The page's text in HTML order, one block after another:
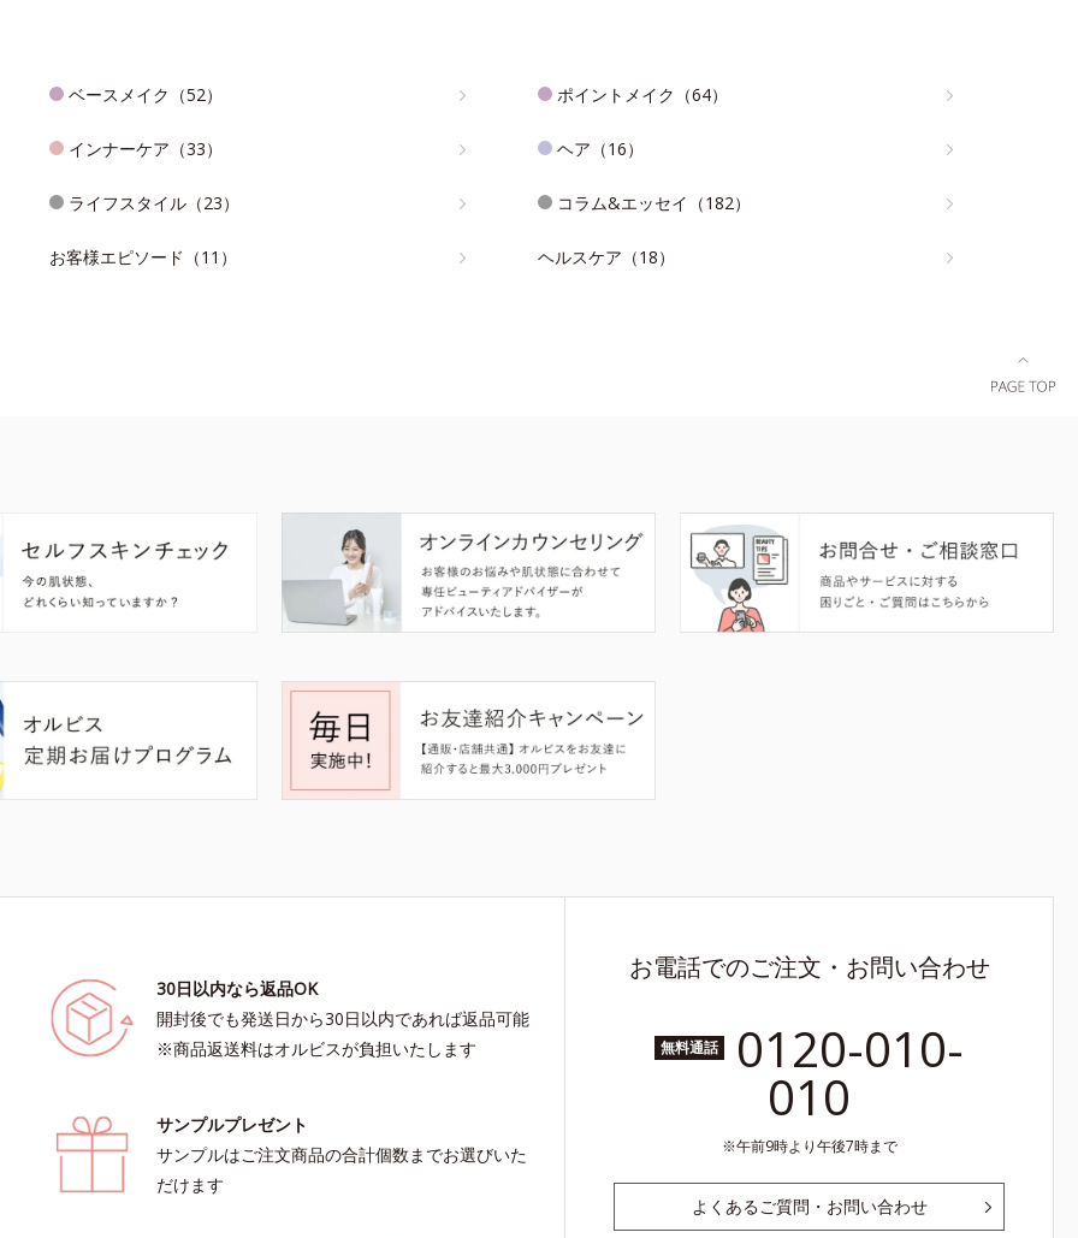
ベースメイク（52） ポイントメイク（64）
インナーケア（33） ヘア（16）
ライフスタイル（23） コラム&エッセイ（182）
お客様エピソード（11） ヘルスケア（18）
30日以内なら返品OK
開封後でも発送日から30日以内であれば返品可能
※商品返送料はオルビスが負担いたします
サンプルプレゼント
サンプルはご注文商品の合計個数までお選びいた
だけます
お電話でのご注文・お問い合わせ
無料通話 0120-010-
010
午前9時より午後7時まで
よくあるご質問・お問い合わせ